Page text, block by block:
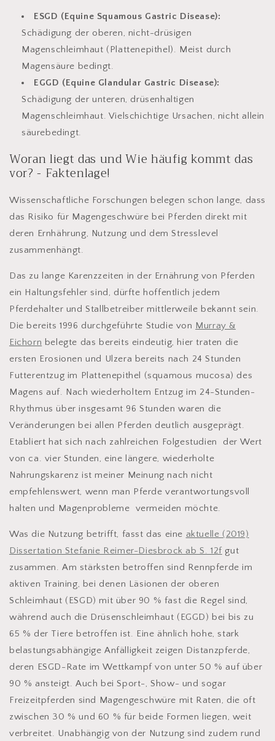
ESGD (Equine Squamous Gastric Disease):
Schädigung der oberen, nicht-drüsigen
Magenschleimhaut (Plattenepithel). Meist durch
Magensäure bedingt.
EGGD (Equine Glandular Gastric Disease):
Schädigung der unteren, drüsenhaltigen
Magenschleimhaut. Vielschichtige Ursachen, nicht allein
säurebedingt.
Woran liegt das und Wie häufig kommt das
vor? - Faktenlage!
Wissenschaftliche Forschungen belegen schon lange, dass
das Risiko für Magengeschwüre bei Pferden direkt mit
deren Ernhährung, Nutzung und dem Stresslevel
zusammenhängt.
Das zu lange Karenzzeiten in der Ernährung von Pferden
ein Haltungsfehler sind, dürfte hoffentlich jedem
Pferdehalter und Stallbetreiber mittlerweile bekannt sein.
Die bereits 1996 durchgeführte Studie von Murray &
Eichorn belegte das bereits eindeutig, hier traten die
ersten Erosionen und Ulzera bereits nach 24 Stunden
Futterentzug im Plattenepithel (squamous mucosa) des
Magens auf. Nach wiederholtem Entzug im 24-Stunden-
Rhythmus über insgesamt 96 Stunden waren die
Veränderungen bei allen Pferden deutlich ausgeprägt.
Etabliert hat sich nach zahlreichen Folgestudien der Wert
von ca. vier Stunden, eine längere, wiederholte
Nahrungskarenz ist meiner Meinung nach nicht
empfehlenswert, wenn man Pferde verantwortungsvoll
halten und Magenprobleme vermeiden möchte.
Was die Nutzung betrifft, fasst das eine aktuelle (2019)
Dissertation Stefanie Reimer-Diesbrock ab S. 12fgut
zusammen. Am stärksten betroffen sind Rennpferde im
aktiven Training, bei denen Läsionen der oberen
Schleimhaut (ESGD) mit über 90 % fast die Regel sind,
während auch die Drüsenschleimhaut (EGGD) bei bis zu
65 % der Tiere betroffen ist. Eine ähnlich hohe, stark
belastungsabhängige Anfälligkeit zeigen Distanzpferde,
deren ESGD-Rate im Wettkampf von unter 50 % auf über
90 % ansteigt. Auch bei Sport-, Show- und sogar
Freizeitpferden sind Magengeschwüre mit Raten, die oft
zwischen 30 % und 60 % für beide Formen liegen, weit
verbreitet. Unabhängig von der Nutzung sind zudem rund